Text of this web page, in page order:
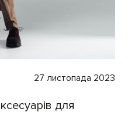
27 листопада 2023
для